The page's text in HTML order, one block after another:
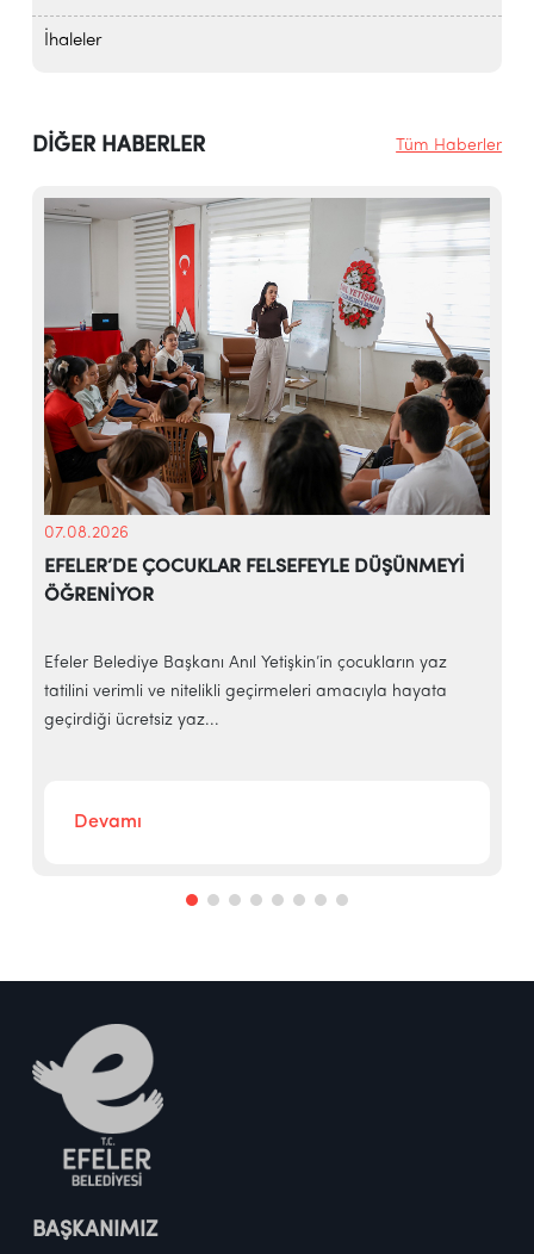
İhaleler
DİĞER HABERLER Tüm Haberler
07.08.2026
EFELER’DE ÇOCUKLAR FELSEFEYLE DÜŞÜNMEYİ
ÖĞRENİYOR
Efeler Belediye Başkanı Anıl Yetişkin’in çocukların yaz
tatilini verimli ve nitelikli geçirmeleri amacıyla hayata
geçirdiği ücretsiz yaz...
Devamı
BAŞKANIMIZ